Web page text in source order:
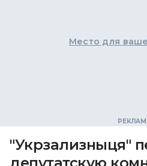
Место для
"Укрзализныця"